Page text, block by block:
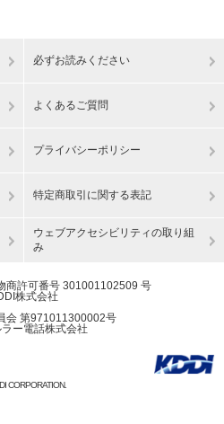
必ずお読みください
よくあるご質問
プライバシーポリシー
特定商取引に関する表記
ウェブアクセシビリティの取り組
み
商許可番号 301001102509 号
株式会社
会 第971011300002号
ー電話株式会社
CORPORATION.